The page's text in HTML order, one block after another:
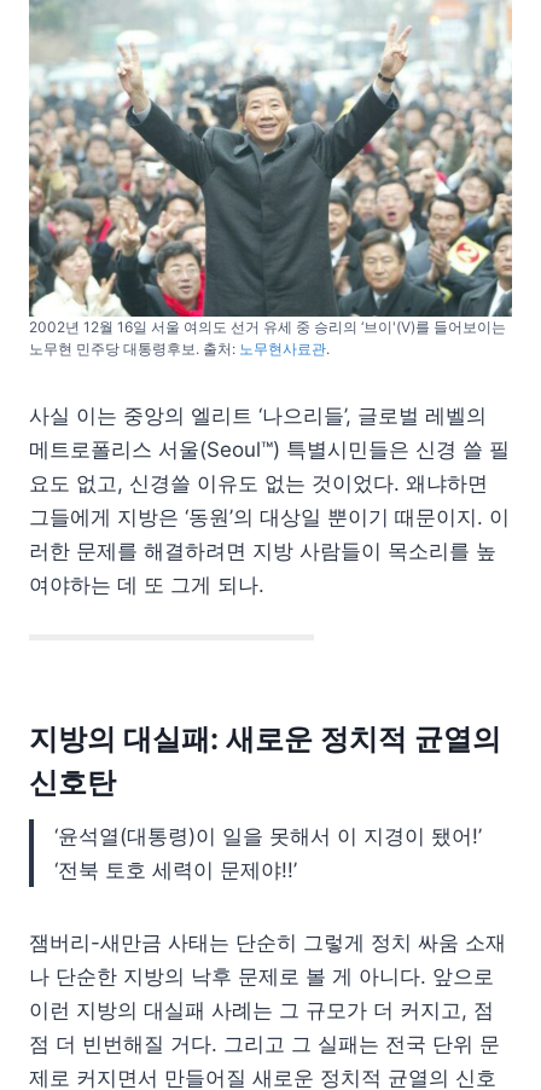
2002년 12월 16일 서울 여의도 선거 유세 중 승리의 ‘브이'(V)를 들어보이는
노무현 민주당 대통령후보. 출처: 노무현사료관.
사실 이는 중앙의 엘리트 ‘나으리들’, 글로벌 레벨의
메트로폴리스 서울(Seoul™) 특별시민들은 신경 쓸 필
요도 없고, 신경쓸 이유도 없는 것이었다. 왜냐하면
그들에게 지방은 ‘동원’의 대상일 뿐이기 때문이지. 이
러한 문제를 해결하려면 지방 사람들이 목소리를 높
여야하는 데 또 그게 되나.
지방의 대실패: 새로운 정치적 균열의
신호탄
‘윤석열(대통령)이 일을 못해서 이 지경이 됐어!’
‘전북 토호 세력이 문제야!!’
잼버리-새만금 사태는 단순히 그렇게 정치 싸움 소재
나 단순한 지방의 낙후 문제로 볼 게 아니다. 앞으로
이런 지방의 대실패 사례는 그 규모가 더 커지고, 점
점 더 빈번해질 거다. 그리고 그 실패는 전국 단위 문
제로 커지면서 만들어질 새로운 정치적 균열의 신호